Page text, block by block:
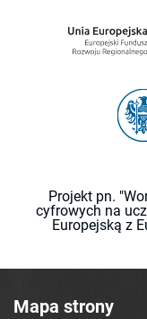
Projekt pn.
cyfrowych na
Europejską z
Mapa strony